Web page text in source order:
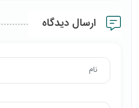
ارسال دیدگاه